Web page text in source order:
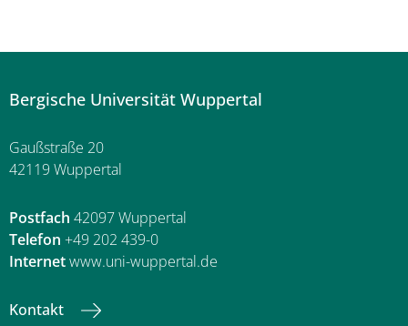
Bergische Universität Wuppertal
Gaußstraße 20
42119 Wuppertal
Postfach 42097 Wuppertal
Telefon +49 202 439-0
Internetwww.uni-wuppertal.de
Kontakt